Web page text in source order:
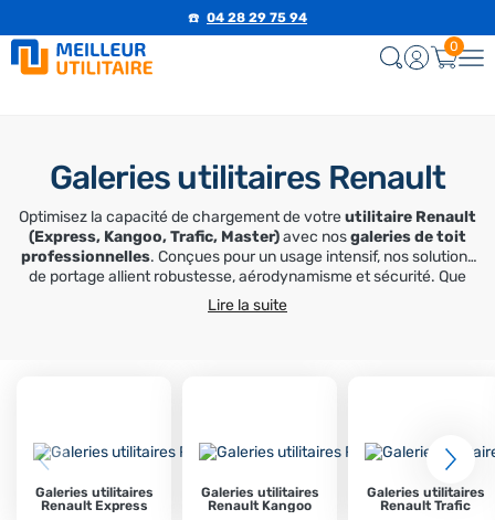
Galeries utilitaires Renault
Optimisez la capacité de chargement de votreutilitaire Renault
(Express, Kangoo, Trafic, Master)avec nosgaleries de toit
professionnelles. Conçues pour un usage intensif, nos solutions
de portage allient robustesse, aérodynamisme et sécurité. Que
vous choisissiez l'aluminium pour sa légèreté ou l'acier galvanisé
pour sa résistance, profitez d'un matériel de haute qualité,
Lire la suite
Galeries utilitaires
Renault Express
Galeries utilitaires
Renault Kangoo
Galeries utilitaires
Renault Trafic
☎️ 04 28 29 75 94
0